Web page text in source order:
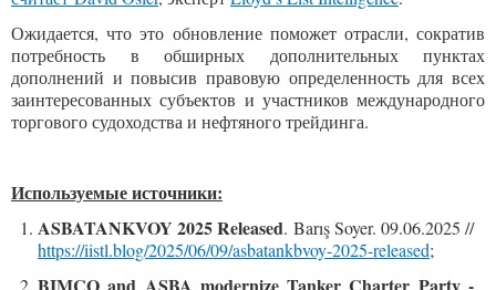
Ожидается, что это обновление поможет отрасли, сократив
потребность в обширных дополнительных пунктах
дополнений и повысив правовую определенность для всех
заинтересованных субъектов и участников международного
торгового судоходства и нефтяного трейдинга.
Используемые источники:
ASBATANKVOY 2025 Released. Barış Soyer. 09.06.2025 //
https://iistl.blog/2025/06/09/asbatankbvoy-2025-released;